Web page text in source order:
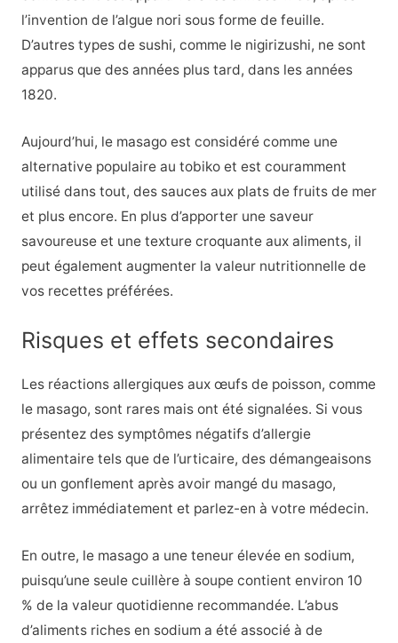
l’invention de l’algue nori sous forme de feuille.
D’autres types de sushi, comme le nigirizushi, ne sont
apparus que des années plus tard, dans les années
1820.
Aujourd’hui, le masago est considéré comme une
alternative populaire au tobiko et est couramment
utilisé dans tout, des sauces aux plats de fruits de mer
et plus encore. En plus d’apporter une saveur
savoureuse et une texture croquante aux aliments, il
peut également augmenter la valeur nutritionnelle de
vos recettes préférées.
Risques et effets secondaires
Les réactions allergiques aux œufs de poisson, comme
le masago, sont rares mais ont été signalées. Si vous
présentez des symptômes négatifs d’allergie
alimentaire tels que de l’urticaire, des démangeaisons
ou un gonflement après avoir mangé du masago,
arrêtez immédiatement et parlez-en à votre médecin.
En outre, le masago a une teneur élevée en sodium,
puisqu’une seule cuillère à soupe contient environ 10
% de la valeur quotidienne recommandée. L’abus
d’aliments riches en sodium a été associé à de